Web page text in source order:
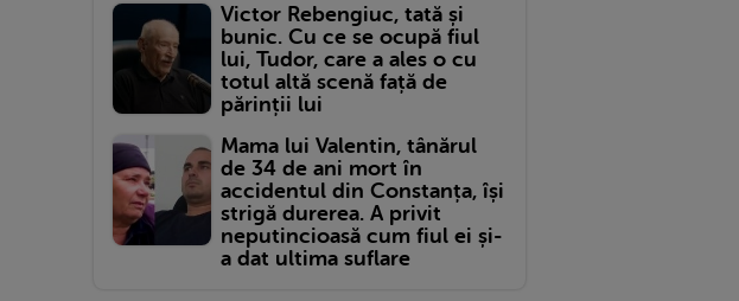
Victor Rebengiuc, tată și
bunic. Cu ce se ocupă fiul
lui, Tudor, care a ales o cu
totul altă scenă față de
părinții lui
Mama lui Valentin, tânărul
de 34 de ani mort în
accidentul din Constanța, își
strigă durerea. A privit
neputincioasă cum fiul ei și-
a dat ultima suflare